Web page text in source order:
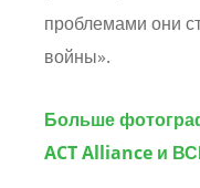
проблемами они
войны».
Больше
ACTAlliance и